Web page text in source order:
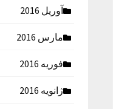
آوریل 2016
مارس 2016
فوریه 2016
ژانویه 2016